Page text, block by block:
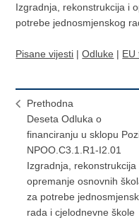
Izgradnja, rekonstrukcija i
potrebe jednosmjenskog
Pisane vijesti |Odluke | EU
Prethodna
Deseta Odluka o
financiranju u sklopu
NPOO.C3.1.R1-I2.01
Izgradnja, rekonstrukcija
opremanje osnovnih
za potrebe
rada i cjelodnevne škole